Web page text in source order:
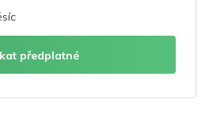
předplatné